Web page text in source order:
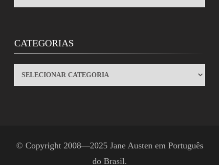
CATEGORIAS
CATEGORIAS
© Copyright 2008—2025 Jane Austen em Português
do Brasil.